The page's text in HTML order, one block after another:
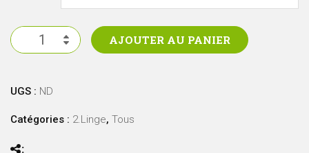
quantité
de
ronde
AJOUTER AU PANIER
UGS : ND
Catégories : 2.Linge, Tous